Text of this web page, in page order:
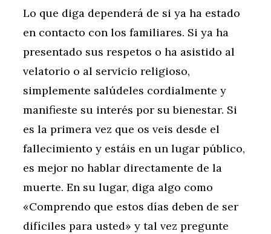
Lo que diga dependerá de si ya ha estado
en contacto con los familiares. Si ya ha
presentado sus respetos o ha asistido al
velatorio o al servicio religioso,
simplemente salúdeles cordialmente y
manifieste su interés por su bienestar. Si
es la primera vez que os veis desde el
fallecimiento y estáis en un lugar público,
es mejor no hablar directamente de la
muerte. En su lugar, diga algo como
«Comprendo que estos días deben de ser
difíciles para usted» y tal vez pregunte